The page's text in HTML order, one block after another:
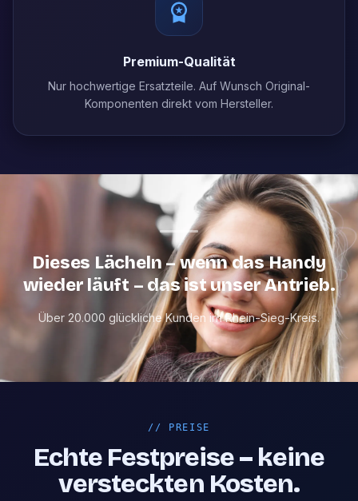
Premium-Qualität
Nur hochwertige Ersatzteile. Auf Wunsch Original-
Komponenten direkt vom Hersteller.
Dieses Lächeln – wenn das Handy
wieder läuft – das ist unser Antrieb.
Über 20.000 glückliche Kunden im Rhein-Sieg-Kreis.
// PREISE
Echte Festpreise – keine
versteckten Kosten.